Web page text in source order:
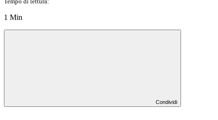
1 Min
Condividi